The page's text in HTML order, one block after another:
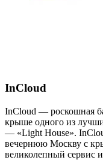
InCloud
InCloud — роскошная
крыше одного из
— «Light House».
вечернюю Москву с
великолепный сервис